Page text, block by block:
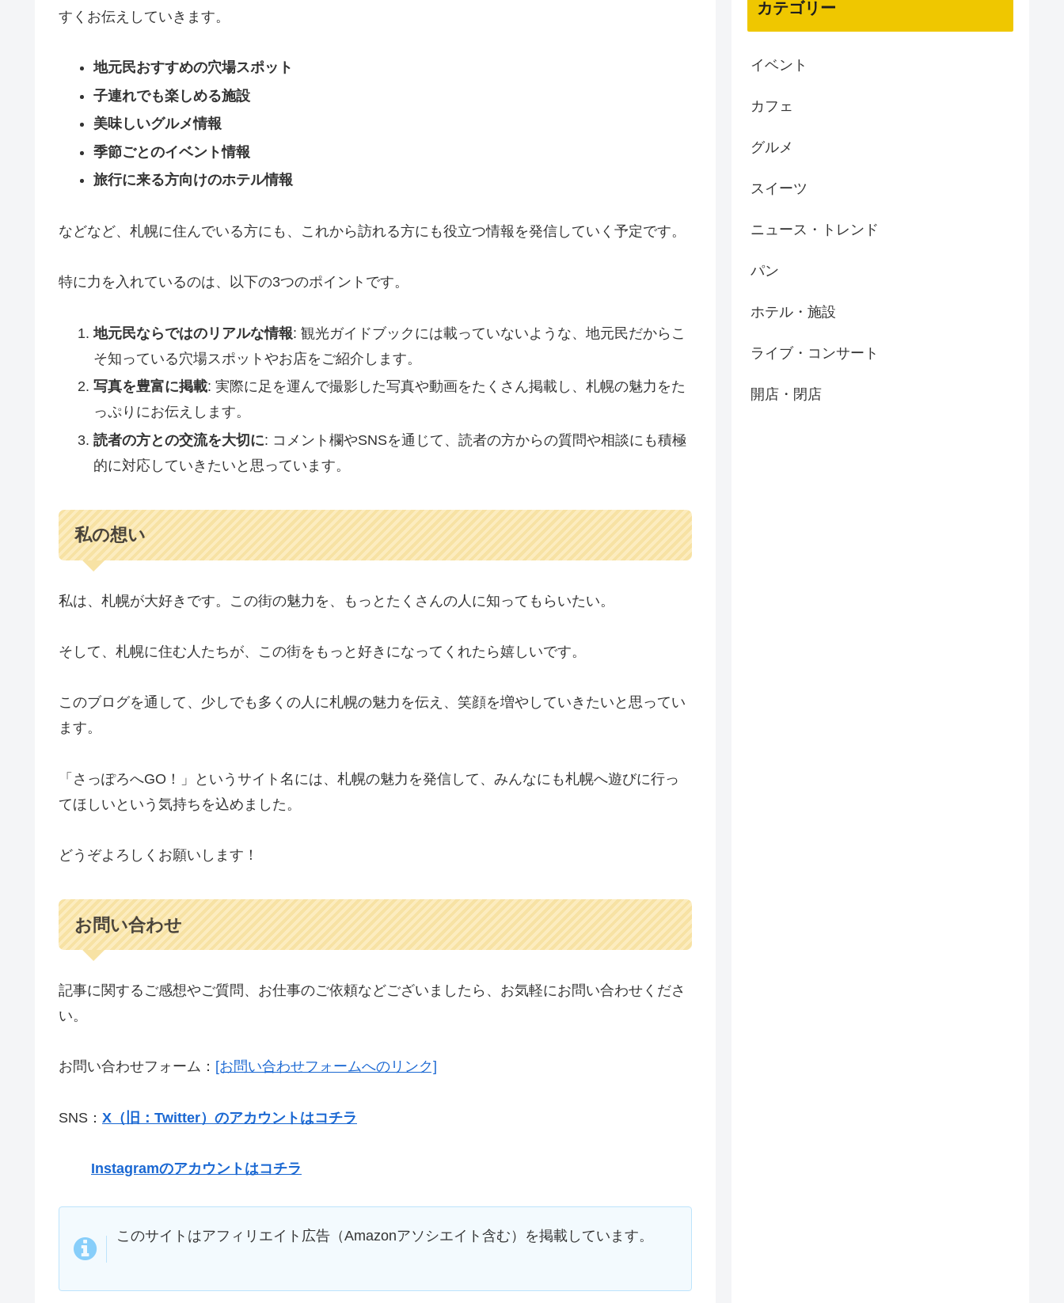
すくお伝えしていきます。
地元民おすすめの穴場スポット
子連れでも楽しめる施設
美味しいグルメ情報
季節ごとのイベント情報
旅行に来る方向けのホテル情報
などなど、札幌に住んでいる方にも、これから訪れる方にも役立つ情報を発信していく予定です。
特に力を入れているのは、以下の3つのポイントです。
地元民ならではのリアルな情報: 観光ガイドブックには載っていないような、地元民だからこ
そ知っている穴場スポットやお店をご紹介します。
写真を豊富に掲載: 実際に足を運んで撮影した写真や動画をたくさん掲載し、札幌の魅力をた
っぷりにお伝えします。
読者の方との交流を大切に: コメント欄やSNSを通じて、読者の方からの質問や相談にも積極
的に対応していきたいと思っています。
私の想い
私は、札幌が大好きです。この街の魅力を、もっとたくさんの人に知ってもらいたい。
そして、札幌に住む人たちが、この街をもっと好きになってくれたら嬉しいです。
このブログを通して、少しでも多くの人に札幌の魅力を伝え、笑顔を増やしていきたいと思ってい
ます。
「さっぽろへGO！」というサイト名には、札幌の魅力を発信して、みんなにも札幌へ遊びに行っ
てほしいという気持ちを込めました。
どうぞよろしくお願いします！
お問い合わせ
記事に関するご感想やご質問、お仕事のご依頼などございましたら、お気軽にお問い合わせくださ
い。
お問い合わせフォーム： [お問い合わせフォームへのリンク]
SNS： X（旧：Twitter）のアカウントはコチラ
Instagramのアカウントはコチラ
このサイトはアフィリエイト広告（Amazonアソシエイト含む）を掲載しています。
カテゴリー
イベント
カフェ
グルメ
スイーツ
ニュース・トレンド
パン
ホテル・施設
ライブ・コンサート
開店・閉店